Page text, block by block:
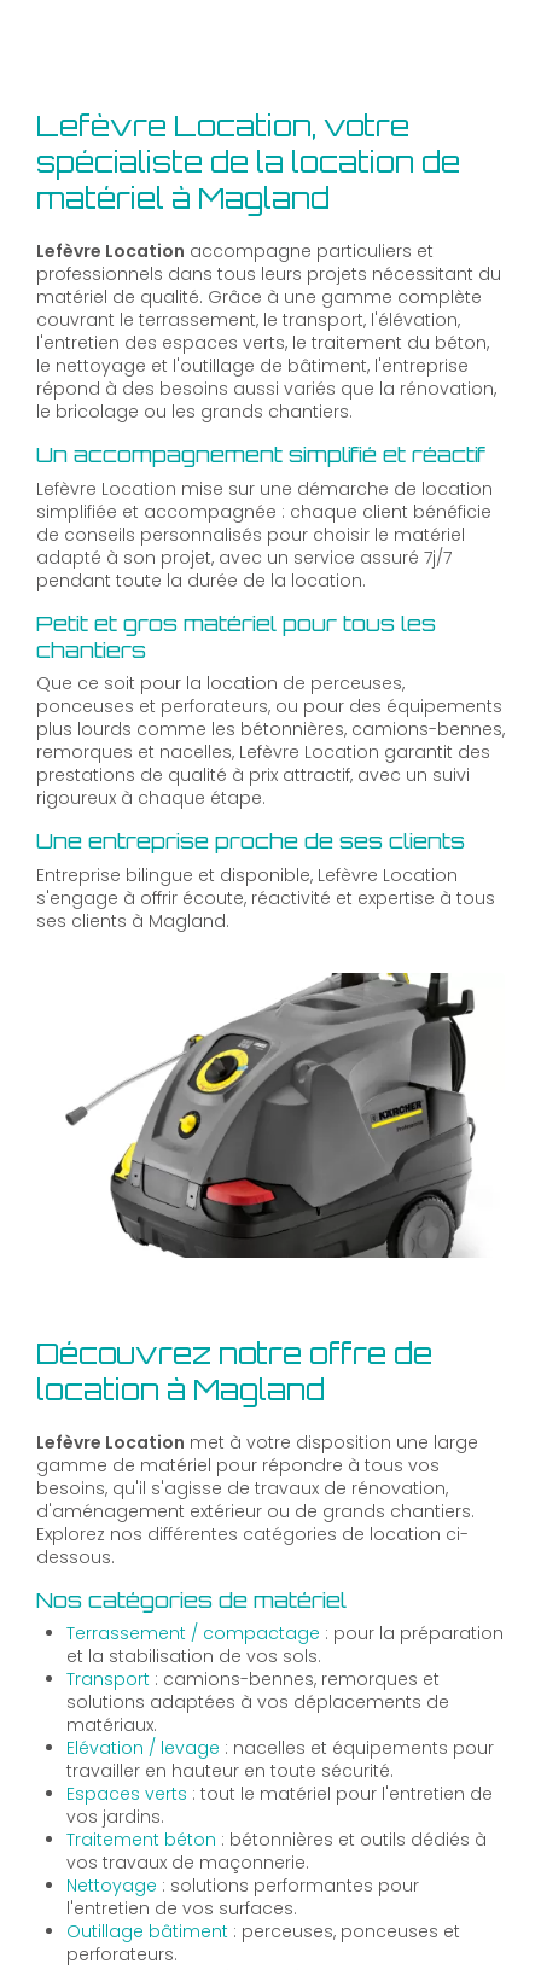
Lefèvre Location, votre
spécialiste de la location de
matériel à Magland
Lefèvre Location accompagne particuliers et
professionnels dans tous leurs projets nécessitant du
matériel de qualité. Grâce à une gamme complète
couvrant le terrassement, le transport, l'élévation,
l'entretien des espaces verts, le traitement du béton,
le nettoyage et l'outillage de bâtiment, l'entreprise
répond à des besoins aussi variés que la rénovation,
le bricolage ou les grands chantiers.
Un accompagnement simplifié et réactif
Lefèvre Location mise sur une démarche de location
simplifiée et accompagnée : chaque client bénéficie
de conseils personnalisés pour choisir le matériel
adapté à son projet, avec un service assuré 7j/7
pendant toute la durée de la location.
Petit et gros matériel pour tous les
chantiers
Que ce soit pour la location de perceuses,
ponceuses et perforateurs, ou pour des équipements
plus lourds comme les bétonnières, camions-bennes,
remorques et nacelles, Lefèvre Location garantit des
prestations de qualité à prix attractif, avec un suivi
rigoureux à chaque étape.
Une entreprise proche de ses clients
Entreprise bilingue et disponible, Lefèvre Location
s'engage à offrir écoute, réactivité et expertise à tous
ses clients à Magland.
Découvrez notre offre de
location à Magland
Lefèvre Location met à votre disposition une large
gamme de matériel pour répondre à tous vos
besoins, qu'il s'agisse de travaux de rénovation,
d'aménagement extérieur ou de grands chantiers.
Explorez nos différentes catégories de location ci-
dessous.
Nos catégories de matériel
Terrassement / compactage : pour la préparation
et la stabilisation de vos sols.
Transport : camions-bennes, remorques et
solutions adaptées à vos déplacements de
matériaux.
Elévation / levage : nacelles et équipements pour
travailler en hauteur en toute sécurité.
Espaces verts : tout le matériel pour l'entretien de
vos jardins.
Traitement béton : bétonnières et outils dédiés à
vos travaux de maçonnerie.
Nettoyage : solutions performantes pour
l'entretien de vos surfaces.
Outillage bâtiment : perceuses, ponceuses et
perforateurs.